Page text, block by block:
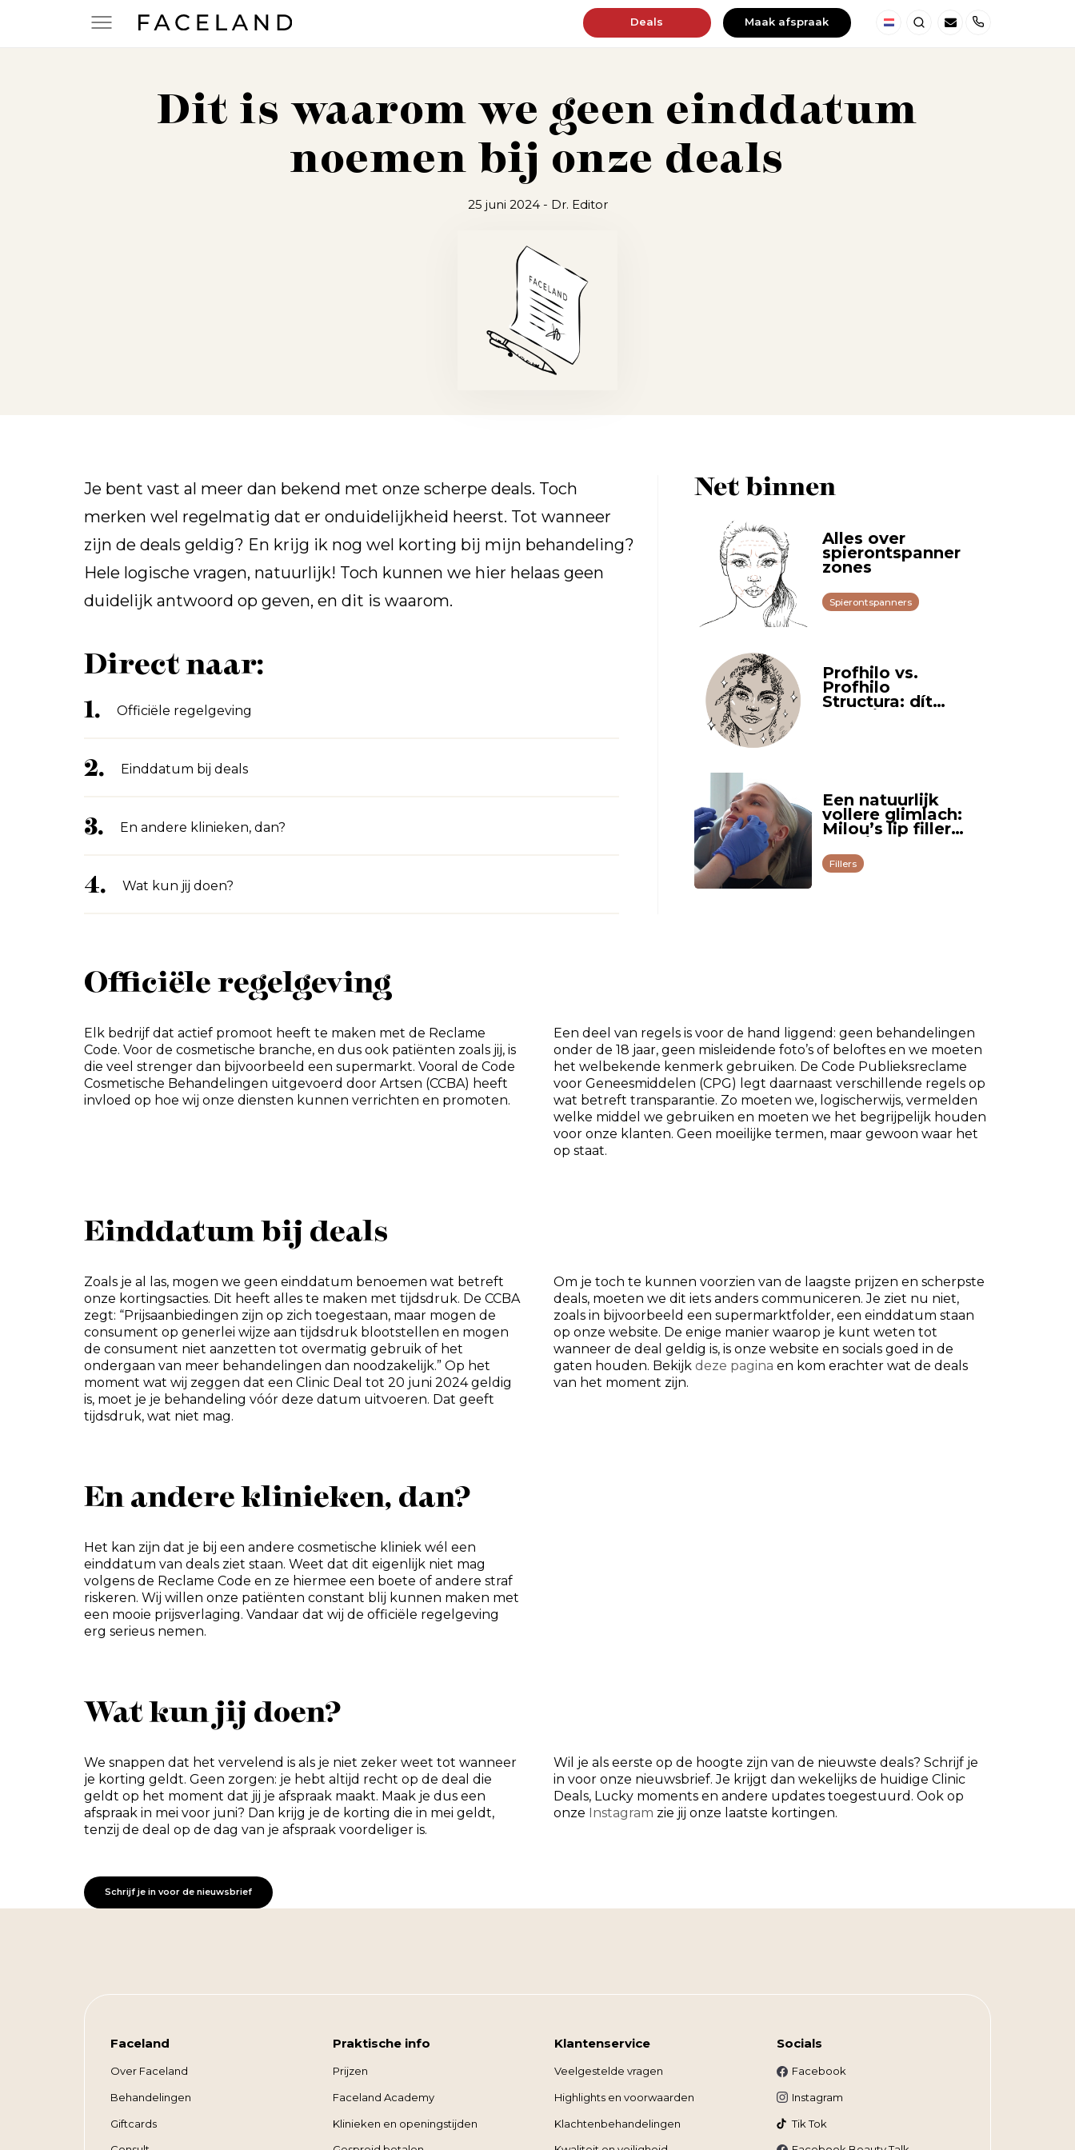
Deals Maak afspraak
Dit is waarom we geen einddatum
noemen bij onze deals
25 juni 2024- Dr. Editor
Je bent vast al meer dan bekend met onze scherpe deals. Toch
merken wel regelmatig dat er onduidelijkheid heerst. Tot wanneer
zijn de deals geldig? En krijg ik nog wel korting bij mijn behandeling?
Hele logische vragen, natuurlijk! Toch kunnen we hier helaas geen
duidelijk antwoord op geven, en dit is waarom.
Direct naar:
1. Officiële regelgeving
2. Einddatum bij deals
3. En andere klinieken, dan?
4. Wat kun jij doen?
Net binnen
Alles over
spierontspanner
zones
Spierontspanners
Profhilo vs.
Profhilo
Structura: dít
moet je weten
Een natuurlijk
vollere glimlach:
Milou’s lip filler
ervaring
Fillers
Officiële regelgeving
Elk bedrijf dat actief promoot heeft te maken met de Reclame
Code. Voor de cosmetische branche, en dus ook patiënten zoals jij, is
die veel strenger dan bijvoorbeeld een supermarkt. Vooral de Code
Cosmetische Behandelingen uitgevoerd door Artsen (CCBA) heeft
invloed op hoe wij onze diensten kunnen verrichten en promoten.
Een deel van regels is voor de hand liggend: geen behandelingen
onder de 18 jaar, geen misleidende foto’s of beloftes en we moeten
het welbekende kenmerk gebruiken. De Code Publieksreclame
voor Geneesmiddelen (CPG) legt daarnaast verschillende regels op
wat betreft transparantie. Zo moeten we, logischerwijs, vermelden
welke middel we gebruiken en moeten we het begrijpelijk houden
voor onze klanten. Geen moeilijke termen, maar gewoon waar het
op staat.
Einddatum bij deals
Zoals je al las, mogen we geen einddatum benoemen wat betreft
onze kortingsacties. Dit heeft alles te maken met tijdsdruk. De CCBA
zegt: “Prijsaanbiedingen zijn op zich toegestaan, maar mogen de
consument op generlei wijze aan tijdsdruk blootstellen en mogen
de consument niet aanzetten tot overmatig gebruik of het
ondergaan van meer behandelingen dan noodzakelijk.” Op het
moment wat wij zeggen dat een Clinic Deal tot 20 juni 2024 geldig
is, moet je je behandeling vóór deze datum uitvoeren. Dat geeft
tijdsdruk, wat niet mag.
Om je toch te kunnen voorzien van de laagste prijzen en scherpste
deals, moeten we dit iets anders communiceren. Je ziet nu niet,
zoals in bijvoorbeeld een supermarktfolder, een einddatum staan
op onze website. De enige manier waarop je kunt weten tot
wanneer de deal geldig is, is onze website en socials goed in de
gaten houden. Bekijk deze pagina en kom erachter wat de deals
van het moment zijn.
En andere klinieken, dan?
Het kan zijn dat je bij een andere cosmetische kliniek wél een
einddatum van deals ziet staan. Weet dat dit eigenlijk niet mag
volgens de Reclame Code en ze hiermee een boete of andere straf
riskeren. Wij willen onze patiënten constant blij kunnen maken met
een mooie prijsverlaging. Vandaar dat wij de officiële regelgeving
erg serieus nemen.
Wat kun jij doen?
We snappen dat het vervelend is als je niet zeker weet tot wanneer
je korting geldt. Geen zorgen: je hebt altijd recht op de deal die
geldt op het moment dat jij je afspraak maakt. Maak je dus een
afspraak in mei voor juni? Dan krijg je de korting die in mei geldt,
tenzij de deal op de dag van je afspraak voordeliger is.
Wil je als eerste op de hoogte zijn van de nieuwste deals? Schrijf je
in voor onze nieuwsbrief. Je krijgt dan wekelijks de huidige Clinic
Deals, Lucky moments en andere updates toegestuurd. Ook op
onze Instagram zie jij onze laatste kortingen.
Schrijf je in voor de nieuwsbrief
Faceland
Over Faceland
Behandelingen
Giftcards
Praktische info
Prijzen
Faceland Academy
Klinieken en openingstijden
Klantenservice
Veelgestelde vragen
Highlights en voorwaarden
Klachtenbehandelingen
Socials
Facebook
Instagram
Tik Tok